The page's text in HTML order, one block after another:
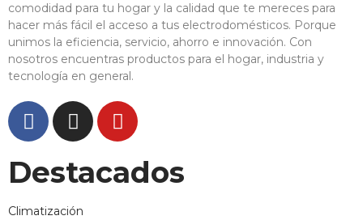
comodidad para tu hogar y la calidad que te mereces para
hacer más fácil el acceso a tus electrodomésticos. Porque
unimos la eficiencia, servicio, ahorro e innovación. Con
nosotros encuentras productos para el hogar, industria y
tecnología en general.
Destacados
Climatización